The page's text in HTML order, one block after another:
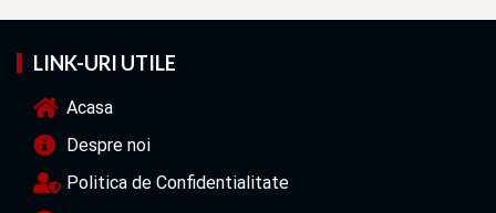
LINK-URI UTILE
Acasa
Despre noi
Politica de Confidentialitate